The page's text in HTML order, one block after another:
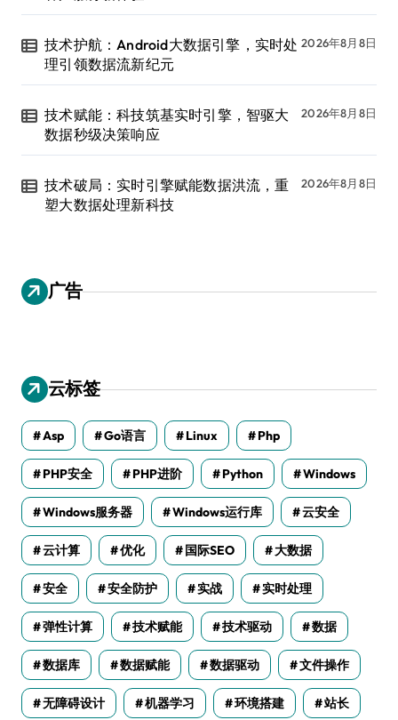
技术护航：Android大数据引擎，实时处
理引领数据流新纪元
2026年8月8日
技术赋能：科技筑基实时引擎，智驱大
数据秒级决策响应
2026年8月8日
技术破局：实时引擎赋能数据洪流，重
塑大数据处理新科技
2026年8月8日
广告
云标签
Asp Go语言 Linux Php
PHP安全 PHP进阶 Python Windows
Windows服务器 Windows运行库 云安全
云计算 优化 国际SEO 大数据
安全 安全防护 实战 实时处理
弹性计算 技术赋能 技术驱动 数据
数据库 数据赋能 数据驱动 文件操作
无障碍设计 机器学习 环境搭建 站长